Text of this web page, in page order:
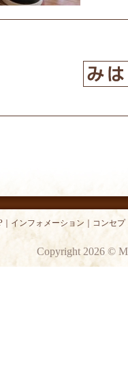
インフォメーション コンセプ
Copyright 2026 ©